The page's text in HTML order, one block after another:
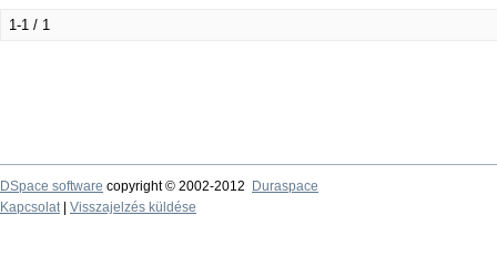
1-1 / 1
DSpace software copyright © 2002-2012
Duraspace
Kapcsolat| Visszajelzés küldése